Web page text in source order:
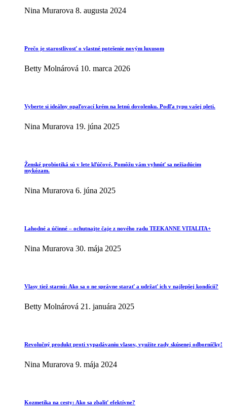
Nina Murarova 8. augusta 2024
Prečo je starostlivosť o vlastné potešenie novým luxusom
Betty Molnárová 10. marca 2026
Vyberte si ideálny opaľovací krém na letnú dovolenku. Podľa typu vašej pleti.
Nina Murarova 19. júna 2025
Ženské probiotiká sú v lete kľúčové. Pomôžu vám vyhnúť sa nežiadúcim
mykózam.
Nina Murarova 6. júna 2025
Lahodné a účinné – ochutnajte čaje z nového radu TEEKANNE VITALITA+
Nina Murarova 30. mája 2025
Vlasy tiež starnú: Ako sa o ne správne starať a udržať ich v najlepšej kondícii?
Betty Molnárová 21. januára 2025
Revolučný produkt proti vypadávaniu vlasov, využite rady skúsenej odborníčky!
Nina Murarova 9. mája 2024
Kozmetika na cesty: Ako sa zbaliť efektívne?